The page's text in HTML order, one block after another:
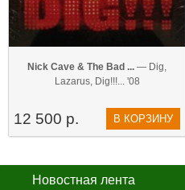
Nick Cave & The Bad ... — Dig,
Lazarus, Dig!!!... '08
12 500 р. В КОРЗИНУ
Новостная лента